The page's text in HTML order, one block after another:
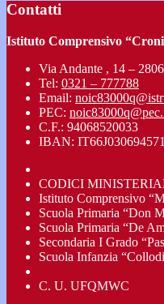
Contatti
Istituto Comprensivo
Via Andante , 14 –
Tel: 0321 – 777788
Email:
PEC:
C.F.: 94068520033
IBAN:
CODICI
Istituto Comprensivo
Scuola Primaria “Don
Scuola Primaria “De
Secondaria I Grado
Scuola Infanzia
C. U. UFQMWC